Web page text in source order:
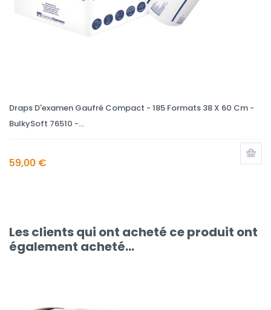
Draps D'examen Gaufré Compact - 185 Formats 38 X 60 Cm -
BulkySoft 76510 -...
59,00 €
Les clients qui ont acheté ce produit ont
également acheté...